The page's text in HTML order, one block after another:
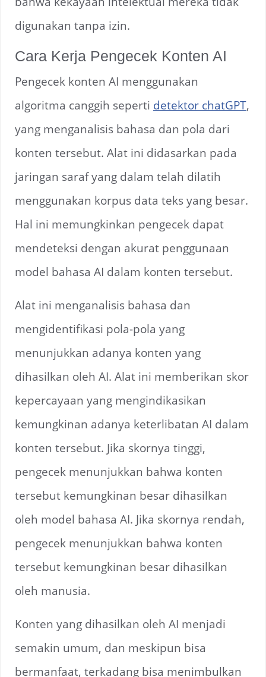
digunakan tanpa izin.
Cara Kerja Pengecek Konten AI
Pengecek konten AI menggunakan
algoritma canggih seperti detektor chatGPT,
yang menganalisis bahasa dan pola dari
konten tersebut. Alat ini didasarkan pada
jaringan saraf yang dalam telah dilatih
menggunakan korpus data teks yang besar.
Hal ini memungkinkan pengecek dapat
mendeteksi dengan akurat penggunaan
model bahasa AI dalam konten tersebut.
Alat ini menganalisis bahasa dan
mengidentifikasi pola-pola yang
menunjukkan adanya konten yang
dihasilkan oleh AI. Alat ini memberikan skor
kepercayaan yang mengindikasikan
kemungkinan adanya keterlibatan AI dalam
konten tersebut. Jika skornya tinggi,
pengecek menunjukkan bahwa konten
tersebut kemungkinan besar dihasilkan
oleh model bahasa AI. Jika skornya rendah,
pengecek menunjukkan bahwa konten
tersebut kemungkinan besar dihasilkan
oleh manusia.
Konten yang dihasilkan oleh AI menjadi
semakin umum, dan meskipun bisa
bermanfaat, terkadang bisa menimbulkan